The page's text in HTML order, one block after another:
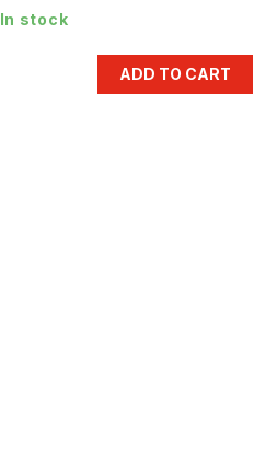
In stock
ADD TO CART